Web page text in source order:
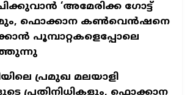
‘അമേരിക്ക ഗോട്ട്
ടീമും, ഫൊക്കാന കൺവെൻഷനെ
പൂമ്പാറ്റകളെപ്പോലെ
പ്രമുഖ മലയാളി